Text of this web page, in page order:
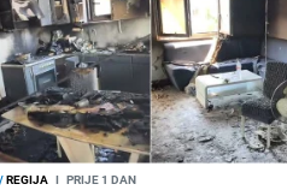
/REGIJA I PRIJE 1 DAN